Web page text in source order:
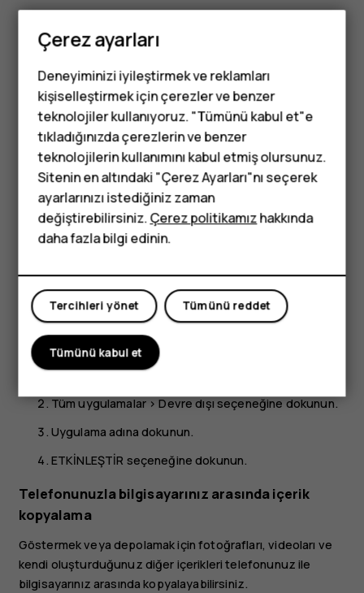
Tuşlu telefonlar
Çocuklar için
telefonlar
Cihazınıza önceden yüklenmiş uygulamalardan bazılarını
silemezsiniz. Ama bunları devre dışı bırakabilir ve
cihazınızda uygulamalar listesinde gizleyebilirsiniz. Bir
uygulamayı devre dışı bırakırsanız, uygulamayı cihazınıza
geri ekleyebilirsiniz.
Ayarlar>Uygulamalarseçeneklerine dokunun.
Uygulama adına dokunun.
DEVRE DIŞIseçeneğine dokunun. Tüm uygulamaları
devre dışı bırakamayabilirsiniz.
Yüklü uygulamalardan biri, kaldırılan bir uygulamaya
bağlıysa yüklü uygulama artık çalışmayabilir. Detaylar için,
Devre dışı bırakılan uygulamayı geri ekleme
Devre dışı bırakılan bir uygulamayı, uygulamalar listesine
geri ekleyebilirsiniz.
Ayarlar>Uygulamalar
Tüm uygulamalar >Devre dışı seçeneğine dokunun.
Uygulama adına dokunun.
ETKİNLEŞTİR seçeneğine dokunun.
Telefonunuzla bilgisayarınız arasında içerik
kopyalama
Göstermek veya depolamak için fotoğrafları, videoları ve
kendi oluşturduğunuz diğer içerikleri telefonunuz ile
bilgisayarınız arasında kopyalayabilirsiniz.
Çerez ayarları
Deneyiminizi iyileştirmek ve reklamları
kişiselleştirmek için çerezler ve benzer
teknolojiler kullanıyoruz. "Tümünü kabul et"e
tıkladığınızda çerezlerin ve benzer
teknolojilerin kullanımını kabul etmiş olursunuz.
Sitenin en altındaki "Çerez Ayarları"nı seçerek
ayarlarınızı istediğiniz zaman
değiştirebilirsiniz.Çerez politikamızhakkında
daha fazla bilgi edinin.
Tümünü reddet
Tercihleri yönet
Tümünü kabul et